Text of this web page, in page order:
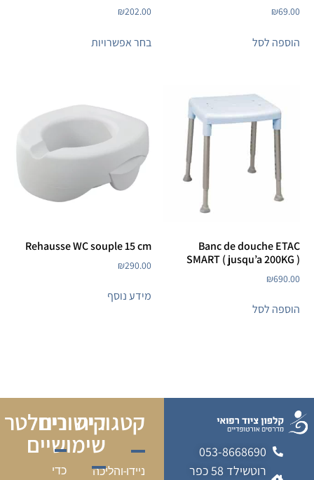
₪69.00
הוספה לסל
₪202.00
בחר אפשרויות
Banc de douche ETAC
SMART ( jusqu’a 200KG )
₪690.00
הוספה לסל
Rehausse WC souple 15 cm
₪290.00
מידע נוסף
053-8668690
רוטשילד 58 כפר
קטגוריה
ניידו-והליכה
קישורים
שימושיים
ניוזלטר
כדי